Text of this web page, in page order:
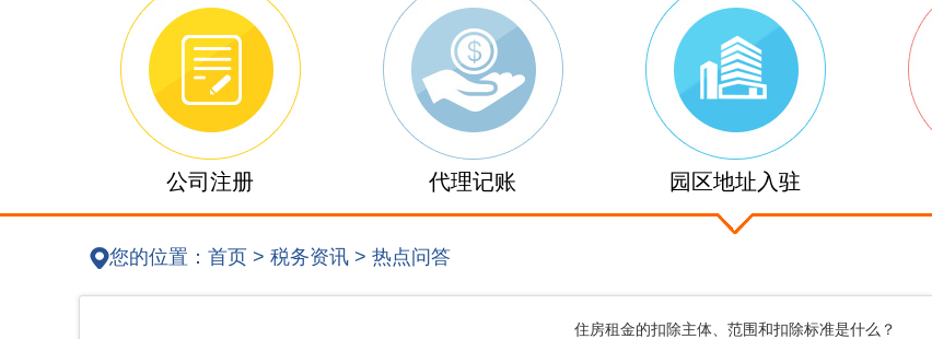
公司注册 代理记账 园区地址入驻
您的位置： 首页 > 税务资讯 > 热点问答
住房租金的扣除主体、范围和扣除标准是什么？